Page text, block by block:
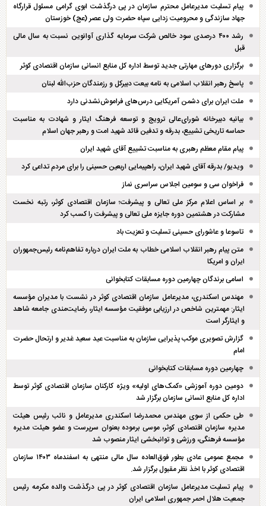
پیام تسلیت مدیرعامل محترم سازمان در پی درگذشت ابوی گرامی مسئول قرارگاه
جهاد سازندگی و محرومیت زدایی سپاه حضرت ولی عصر (عج) خوزستان
رشد ۴۰۰ درصدی سود خالص شرکت سرمایه گذاری آوانوین نسبت به سال مالی
قبل
برگزاری دور‌های مهارتی جدید توسط اداره کل منابع انسانی سازمان اقتصادی کوثر
پاسخ رهبر انقلاب اسلامی به نامه بیعت دبیرکل و رزمندگان حزب‌الله لبنان
ملت ایران برای دشمن آمریکایی درس‌های فراموش‌نشدنی دارد
بیانیه دبیرخانه شورای‌عالی ترویج و توسعه فرهنگ ایثار و شهادت به مناسبت
حماسه تاریخی تشییع، بدرقه و تدفین قائد شهید امت و رهبر جهان اسلام
پیام مقام معظم رهبری به مناسبت تشییع آقای شهید ایران
ویدیو/ بدرقه آقای شهید ایران، راهپیمایی اربعین حسینی را برای مردم تداعی کرد
فراخوان سی و سومین اجلاس سراسری نماز
بر اساس اعلام مرکز ملی تعالی و پیشرفت؛ سازمان اقتصادی کوثر، رتبه نخست
مشارکت در هشتمین دوره جایزه ملی تعالی و پیشرفت را کسب کرد
تاسوعا و عاشورای حسینی تسلیت و تعزیت باد
متن پیام رهبر انقلاب اسلامی خطاب به ملت ایران درباره تفاهم‌نامه رئیس‌جمهوران
ایران و امریکا
اسامی برندگان چهارمین دوره مسابقات کتابخوانی
مهندس اسکندری، مدیرعامل سازمان اقتصادی کوثر در نشست با مدیران مؤسسه
ایثار: مهمترین شاخص در ارزیابی موفقیت مؤسسه ایثار، رضایت‌مندی جامعه شاهد
و ایثارگر است
گزارش تصویری موکب پذیرایی سازمان به مناسبت عید سعید غدیر و ارتحال حضرت
امام
چهارمین دوره مسابقات کتابخوانی
دومین دوره آموزشی «کمک‌های اولیه» ویژه کارکنان سازمان اقتصادی کوثر توسط
اداره کل منابع انسانی سازمان برگزار شد
طی حکمی از سوی مهندس محمدرضا اسکندری مدیرعامل و نائب رئیس هیئت
مدیره سازمان اقتصادی کوثر، موسی برموده بعنوان سرپرست و عضو هیئت مدیره
مؤسسه فرهنگی، ورزشی و توانبخشی ایثار منصوب شد
مجمع عمومی عادی بطور فوق‌العاده سال مالی منتهی به اسفند‌ماه ۱۴۰۳ سازمان
اقتصادی کوثر با اخذ نظر مقبول برگزار شد.
پیام تسلیت مدیرعامل سازمان اقتصادی کوثر در پی درگذشت والده مکرمه رئیس
جمعیت هلال احمر جمهوری اسلامی ایران